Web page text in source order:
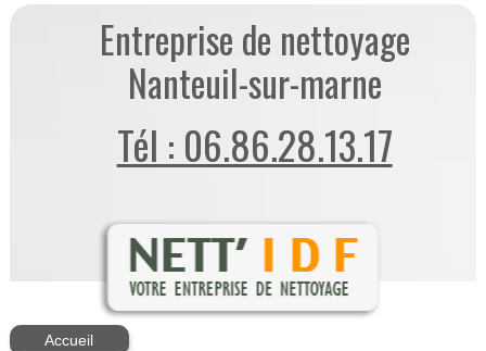
Entreprise de nettoyage
Nanteuil-sur-marne
Tél : 06.86.28.13.17
Accueil